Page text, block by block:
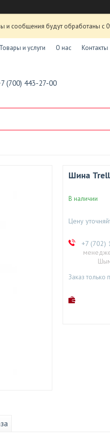
и сообщения будут обработаны с
Товары и услуги О нас Контакты
(700) 443-27-00
Шина
В наличии
Цену
+7 (702)
Заказ только